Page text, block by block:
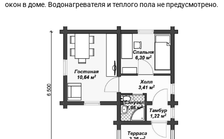
окон в доме. Водонагревателя и теплого пола не предусмотрено.